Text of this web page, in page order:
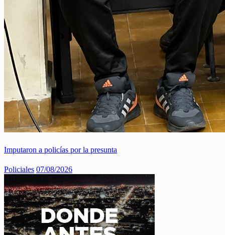
Imputaron a policías por la presunta
Policiales 07/08/2026